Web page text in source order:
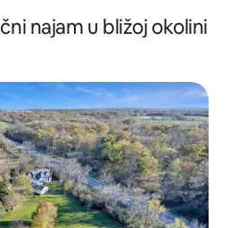
najam u bližoj okolini